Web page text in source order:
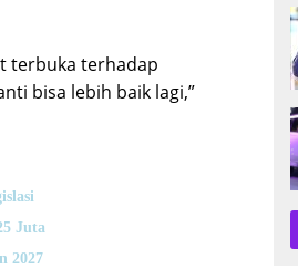
terbuka terhadap
bisa lebih baik lagi,”
Juta
2027